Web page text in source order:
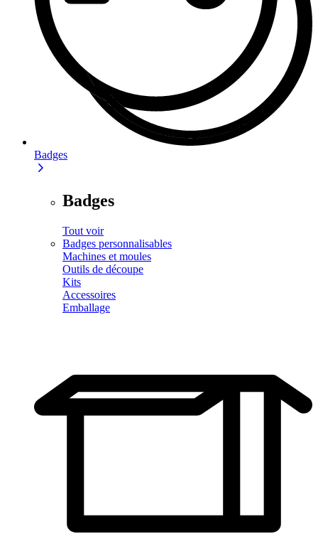
Badges
Badges
Tout voir
Badges personnalisables
Machines et moules
Outils de découpe
Kits
Accessoires
Emballage